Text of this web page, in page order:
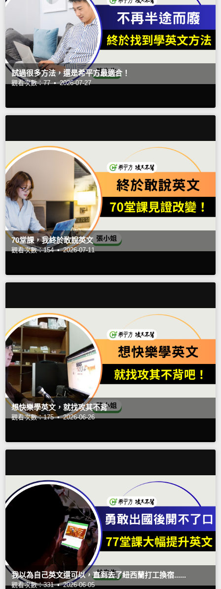
試過很多方法，還是希平方最適合！
觀看次數：77 • 2026-07-27
70堂課，我終於敢說英文
觀看次數：154 • 2026-07-11
想快樂學英文，就找攻其不背
觀看次數：175 • 2026-06-26
我以為自己英文還可以，直到去了紐西蘭打工換宿......
觀看次數：331 • 2026-06-05